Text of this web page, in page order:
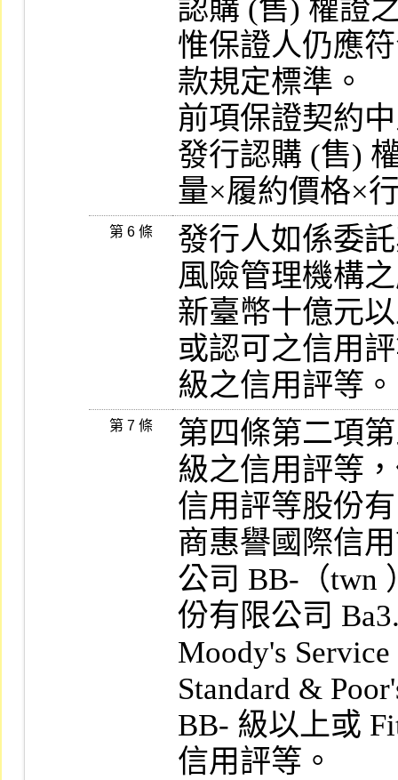
認購 (售) 權證
惟保證人仍應
款規定標準。
前項保證契約
發行認購 (售)
量×履約價格×
第 6 條
發行人如係委
風險管理機構
新臺幣十億元
或認可之信用
級之信用評等。
第 7 條
第四條第二項
級之信用評等
信用評等股份
商惠譽國際信
公司 BB-（twn
份有限公司
Moody's
Standard &
BB- 級以上或
信用評等。